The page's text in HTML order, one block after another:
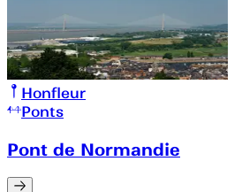
Honfleur
Ponts
Pont de Normandie